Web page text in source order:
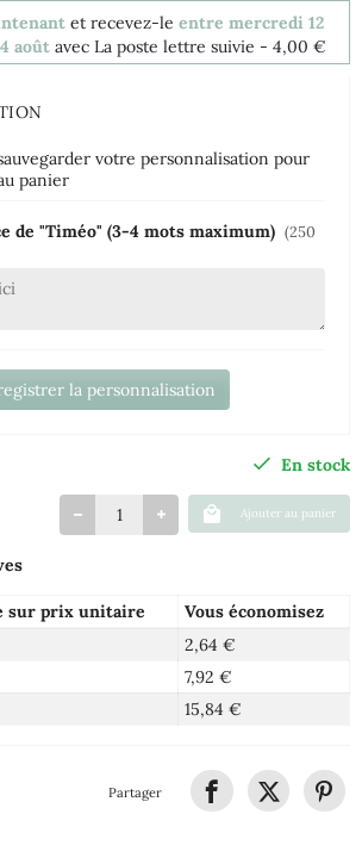
et recevez-le entre mercredi 12
août avec La poste lettre suivie - 4,00 €
votre personnalisation pour
panier
de "Timéo" (3-4 mots maximum) (250
la personnalisation
En stock
Ajouter au panier
sur prix unitaire
Vous économisez
2,64 €
7,92 €
15,84 €
Partager